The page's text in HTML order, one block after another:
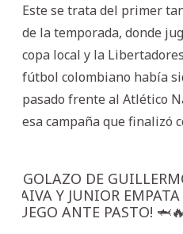
Este se trata del primer
de la temporada, donde
copa local y la
fútbol colombiano había
pasado frente al Atlético
esa campaña que finalizó
¡GOLAZO DE
PAIVA Y JUNIOR
JUEGO ANTE PASTO!